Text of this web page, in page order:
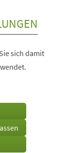
sich damit